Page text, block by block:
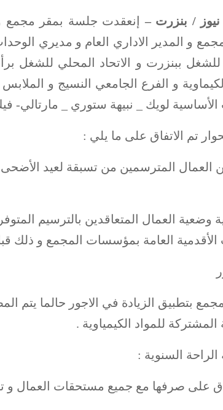
/ بنزرت – نعقدت جلسة بمقر مجمع
و المدير الاداري العام و مديري
للشغل ببنزرت و الاتحاد المحلي للشغل
و الفرع الجامعي النسيج و
الأساسية لويك _ نبيهة ستوري _ مارتالي-
تم الاتفاق على ما يلي :
العمال المتعاقدين بالترسيم
العامة بمؤسسات المجمع و ذلك قبل
بتطبيق الزيادة في الاجور حالما يتم
المشتركة للمواد الكيمياوية .
السنوية :
على صرفها مع جميع مستحقات العمال و تسبقة